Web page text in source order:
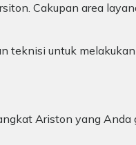
Cakupan area
teknisi untuk
Ariston yang